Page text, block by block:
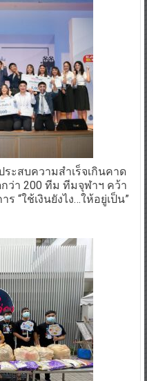
ะสบความสำเร็จเกินคาด
ว่า 200 ทีม ทีมจุฬาฯ คว้า
“ใช้เงินยังไง…ให้อยู่เป็น”